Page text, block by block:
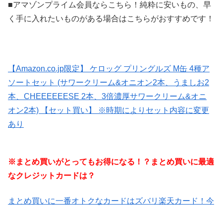
■アマゾンプライム会員ならこちら！純粋に安いもの、早
く手に入れたいものがある場合はこちらがおすすめです！
【Amazon.co.jp限定】 ケロッグ プリングルズ M缶 4種ア
ソートセット (サワークリーム&オニオン2本、うましお2
本、CHEEEEEESE 2本、3倍濃厚サワークリーム&オニ
オン2本) 【セット買い】 ※時期によりセット内容に変更
あり
※まとめ買いがとってもお得になる！？まとめ買いに最適
なクレジットカードは？
まとめ買いに一番オトクなカードはズバリ楽天カード！今